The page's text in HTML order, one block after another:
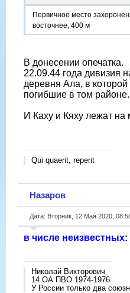
Первичное место
восточнее, 400 м
В донесении опечатка.
22.09.44 года дивизия
деревня Ала, в
погибшие в том районе.
И Каху и Кяху лежат
Qui quaerit, reperit
Назаров
Дата: Вторник, 12 Мая 2020,
в числе неизвестных:
Николай Викторович
14 ОА ПВО 1974-1976
У России только два